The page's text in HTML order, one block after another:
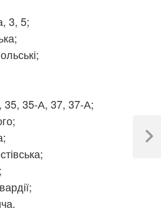
3, 5;
35, 35-А, 37, 37-А;
Next